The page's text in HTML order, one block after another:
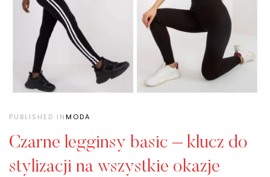
PUBLISHED INMODA
Czarne legginsy basic – klucz do
stylizacji na wszystkie okazje